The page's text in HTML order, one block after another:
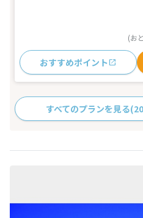
(お
おすすめポイント
すべてのプランを見る